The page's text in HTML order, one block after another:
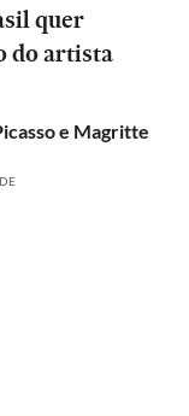
quer
do artista
e Magritte